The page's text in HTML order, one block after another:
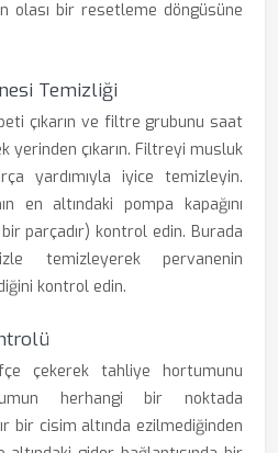
olası bir resetleme döngüsüne
Temizliği
çıkarın ve filtre grubunu saat
yerinden çıkarın. Filtreyi musluk
yardımıyla iyice temizleyin.
en altındaki pompa kapağını
parçadır) kontrol edin. Burada
temizleyerek pervanenin
kontrol edin.
çekerek tahliye hortumunu
herhangi bir noktada
bir cisim altında ezilmediğinden